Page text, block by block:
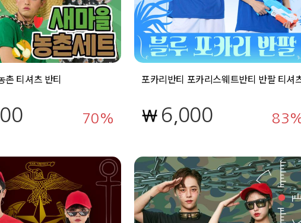
촌 티셔츠 반티
70
포카리반티 포카리스웨트반티 반팔 티셔
6,000 83